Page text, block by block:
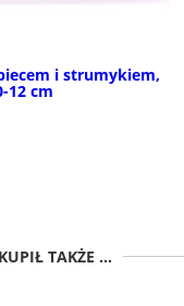
i strumykiem,
12 cm
TAKŻE ...